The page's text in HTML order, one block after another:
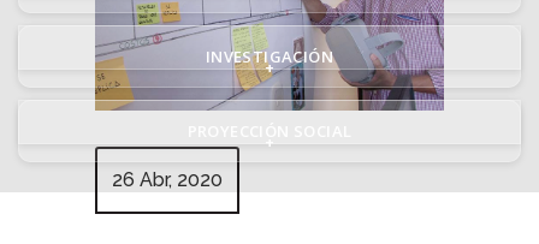
INVESTIGACIÓN
+
+
26 Abr, 2020